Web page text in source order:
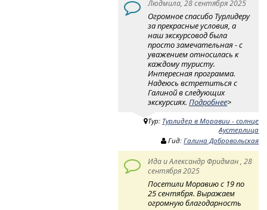
Людмила, 28 сентября 2025
Огромное спасибо Турлидеру
за прекрасные условия, а
наш экскурсовод была
просто замечательная - с
уважением относилась к
каждому туристу.
Интересная программа.
Надеюсь встретиться с
Галиной в следующих
экскурсиях.Подробнее>
Тур: Турлидер в Моравии - солнце
Аустерлица
Гид:Галина Добровольская
Ида и Александр Фридман , 28
сентября 2025
Посетили Моравию с 19 по
25 сентября. Выражаем
огромную благодарность